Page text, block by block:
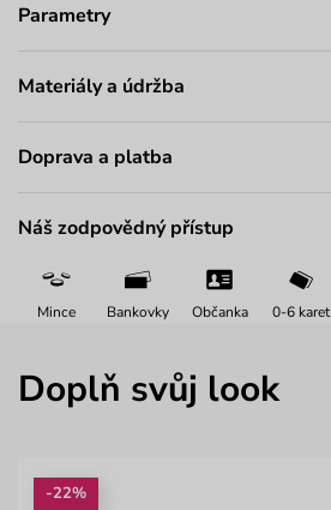
Parametry
Materiály a údržba
Doprava a platba
Náš zodpovědný přístup
Mince Bankovky Občanka 0-6 karet
Doplň svůj look
-22%